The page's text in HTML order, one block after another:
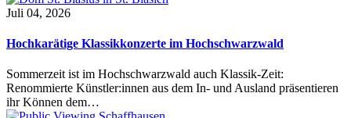
Juli 04, 2026
Hochkarätige Klassikkonzerte im Hochschwarzwald
Sommerzeit ist im Hochschwarzwald auch Klassik-Zeit:
Renommierte Künstler:innen aus dem In- und Ausland präsentieren
ihr Können dem…